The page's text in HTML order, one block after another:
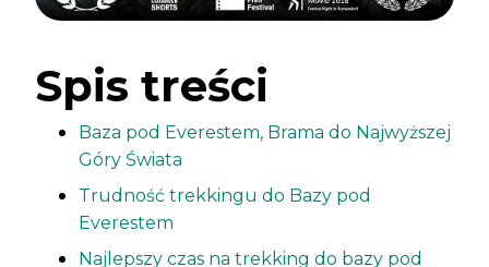
Spis treści
Baza pod Everestem, Brama do Najwyższej
Góry Świata
Trudność trekkingu do Bazy pod
Everestem
Najlepszy czas na trekking do bazy pod